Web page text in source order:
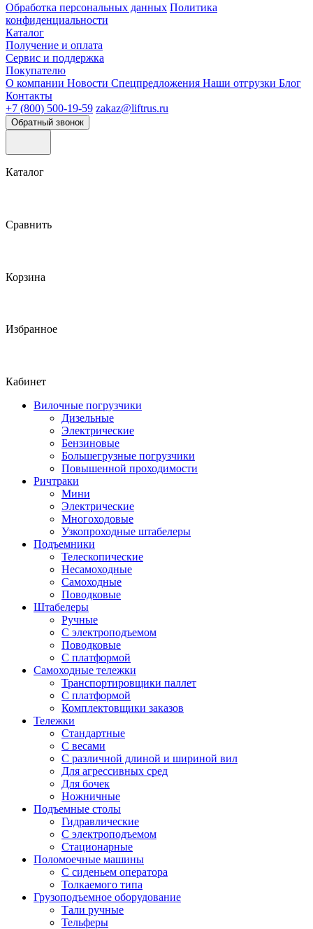
Обработка персональных данных Политика
конфиденциальности
Каталог
Получение и оплата
Сервис и поддержка
Покупателю
О компании Новости Спецпредложения Наши отгрузки Блог
Контакты
+7 (800) 500-19-59 zakaz@liftrus.ru
Обратный звонок
Каталог
Сравнить
Корзина
Избранное
Кабинет
Вилочные погрузчики
Дизельные
Электрические
Бензиновые
Большегрузные погрузчики
Повышенной проходимости
Ричтраки
Мини
Электрические
Многоходовые
Узкопроходные штабелеры
Подъемники
Телескопические
Несамоходные
Самоходные
Поводковые
Штабелеры
Ручные
С электроподъемом
Поводковые
С платформой
Самоходные тележки
Транспортировщики паллет
С платформой
Комплектовщики заказов
Тележки
Стандартные
С весами
С различной длиной и шириной вил
Для агрессивных сред
Для бочек
Ножничные
Подъемные столы
Гидравлические
С электроподъемом
Стационарные
Поломоечные машины
С сиденьем оператора
Толкаемого типа
Грузоподъемное оборудование
Тали ручные
Тельферы